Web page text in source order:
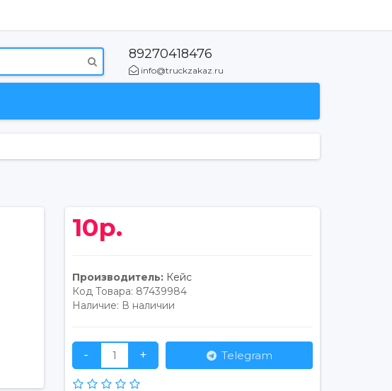
89270418476
info@truckzakaz.ru
10р.
Производитель: Кейс
Код Товара: 87439984
Наличие: В наличии
- + Telegram